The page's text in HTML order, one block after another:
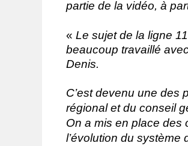
partie de la vidéo, à
« Le sujet de la ligne
beaucoup travaillé
Denis.
C’est devenu une des
régional et du conseil
On a mis en place des
l’évolution du système